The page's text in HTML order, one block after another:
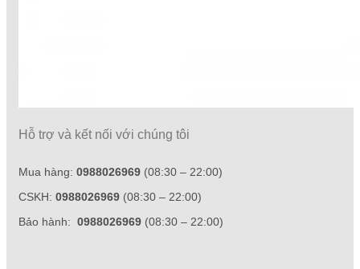
Hỗ trợ và kết nối với chúng tôi
Mua hàng: 0988026969 (08:30 – 22:00)
CSKH: 0988026969 (08:30 – 22:00)
Bảo hành: 0988026969 (08:30 – 22:00)